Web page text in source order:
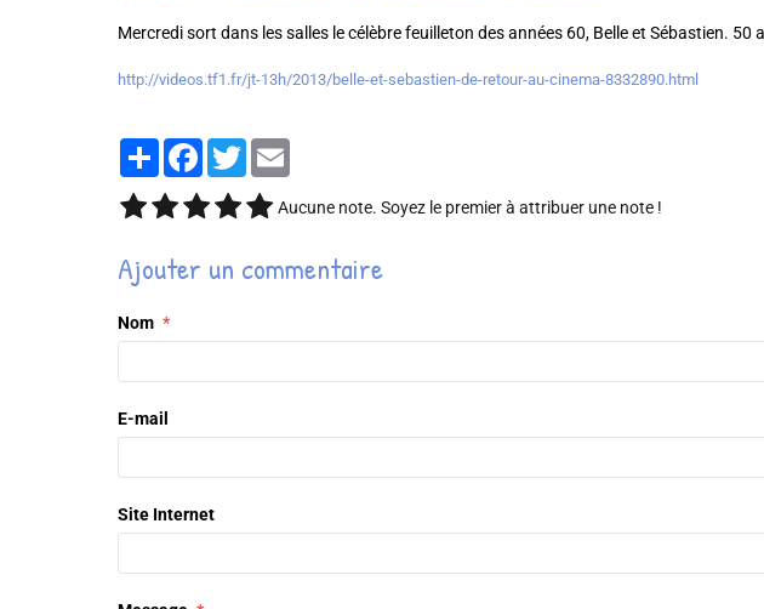
Mercredi sort dans les salles le célèbre feuilleton des années 60, Belle et Sébastien.
http://videos.tf1.fr/jt-13h/2013/belle-et-sebastien-de-retour-au-cinema-8332890.html
PartagerFacebook
Twitter
Aucune note. Soyez le premier à attribuer une note !
Ajouter un commentaire
Nom
E-mail
Site Internet